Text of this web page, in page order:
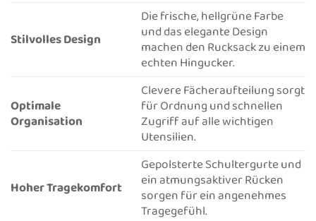
Stilvolles Design
Die frische, hellgrüne Farbe
und das elegante Design
machen den Rucksack zu einem
echten Hingucker.
Optimale
Organisation
Clevere Fächeraufteilung sorgt
für Ordnung und schnellen
Zugriff auf alle wichtigen
Utensilien.
Hoher Tragekomfort
Gepolsterte Schultergurte und
ein atmungsaktiver Rücken
sorgen für ein angenehmes
Tragegefühl.